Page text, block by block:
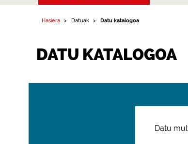
Foral de Bizkaia
Hasiera Datuak Datu katalogoa
DATU KATALOGOA